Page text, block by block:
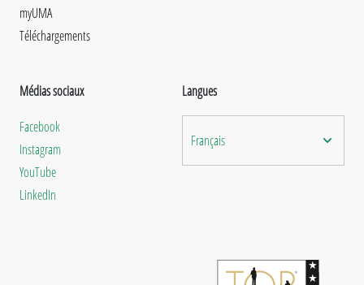
myUMA
Téléchargements
Médias sociaux
Facebook
Instagram
YouTube
LinkedIn
Langues
Français